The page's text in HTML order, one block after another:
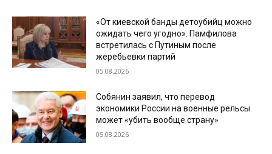
«От киевской банды детоубийц можно
ожидать чего угодно». Памфилова
встретилась с Путиным после
жеребьевки партий
05.08.2026
Собянин заявил, что перевод
экономики России на военные рельсы
может «убить вообще страну»
05.08.2026